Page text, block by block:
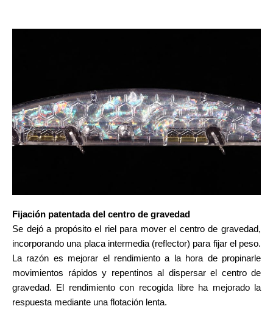
Fijación patentada del centro de gravedad
Se dejó a propósito el riel para mover el centro de gravedad,
incorporando una placa intermedia (reflector) para fijar el peso.
La razón es mejorar el rendimiento a la hora de propinarle
movimientos rápidos y repentinos al dispersar el centro de
gravedad. El rendimiento con recogida libre ha mejorado la
respuesta mediante una flotación lenta.